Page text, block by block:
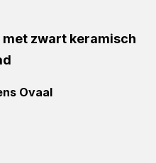
Ovaal